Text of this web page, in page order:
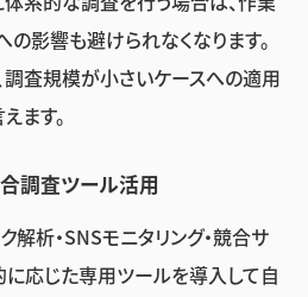
影響も避けられなくなります。
調査規模が小さいケースへの適用
ます。
調査ツール活用
解析・SNSモニタリング・競合サ
に応じた専用ツールを導入して自